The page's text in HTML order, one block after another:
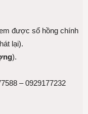
được sổ hồng chính
lại).
).
– 0929177232